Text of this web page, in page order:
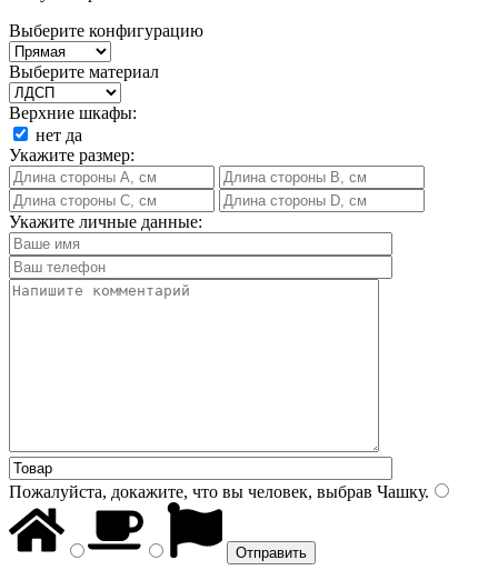
Выберите конфигурацию
Выберите материал
Верхние шкафы:
нет да
Укажите размер:
Укажите личные данные:
Пожалуйста, докажите, что вы человек, выбрав Чашку.